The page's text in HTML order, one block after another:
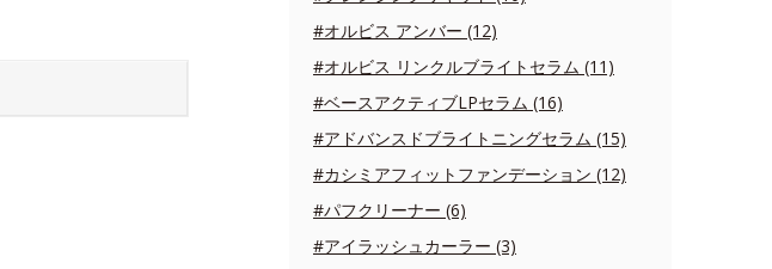
#オルビス アンバー (12)
#オルビス リンクルブライトセラム (11)
#ベースアクティブLPセラム (16)
#アドバンスドブライトニングセラム (15)
#カシミアフィットファンデーション (12)
#パフクリーナー (6)
#アイラッシュカーラー (3)